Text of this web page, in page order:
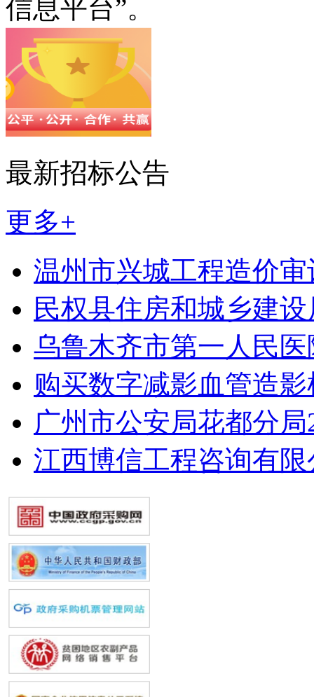
信息平台”。
最新招标公告
更多+
温州市兴城工程造价
民权县住房和城乡建
乌鲁木齐市第一人民
购买数字减影血管造
广州市公安局花都分局
江西博信工程咨询有